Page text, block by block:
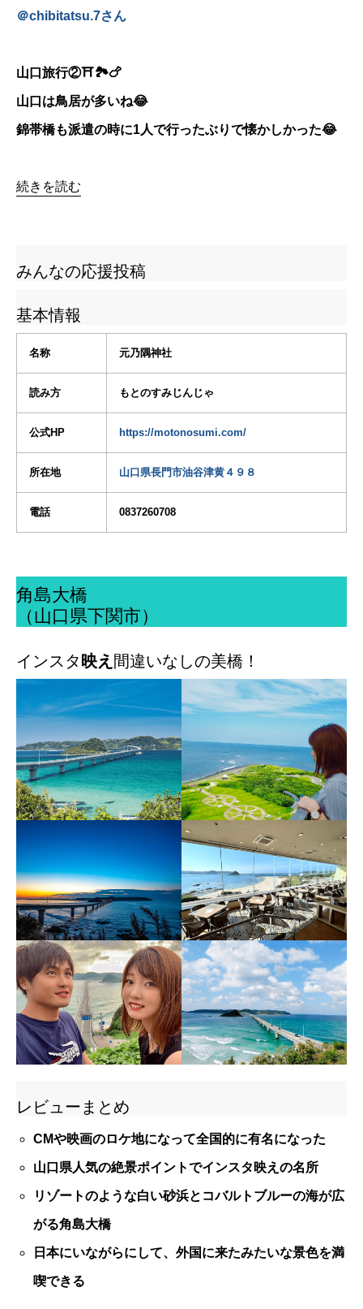
＠chibitatsu.7さん
山口旅行②⛩🏞🍗
山口は鳥居が多いね😂
錦帯橋も派遣の時に1人で行ったぶりで懐かしかった😂
続きを読む
みんなの応援投稿
基本情報
名称 元乃隅神社
読み方 もとのすみじんじゃ
公式HP https://motonosumi.com/
所在地 山口県長門市油谷津黄４９８
電話 0837260708
角島大橋
（山口県下関市）
インスタ 映え 間違いなしの美橋！
レビューまとめ
CMや映画のロケ地になって全国的に有名になった
山口県人気の絶景ポイントでインスタ映えの名所
リゾートのような白い砂浜とコバルトブルーの海が広
がる角島大橋
日本にいながらにして、外国に来たみたいな景色を満
喫できる